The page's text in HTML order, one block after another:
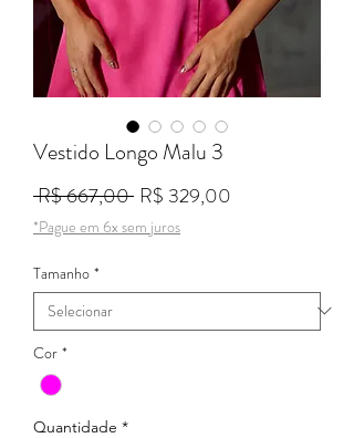
Vestido Longo Malu 3
R$ 667,00 Preço normal
R$ 329,00
*Pague em 6x sem juros
Tamanho *
Cor *
Quantidade *